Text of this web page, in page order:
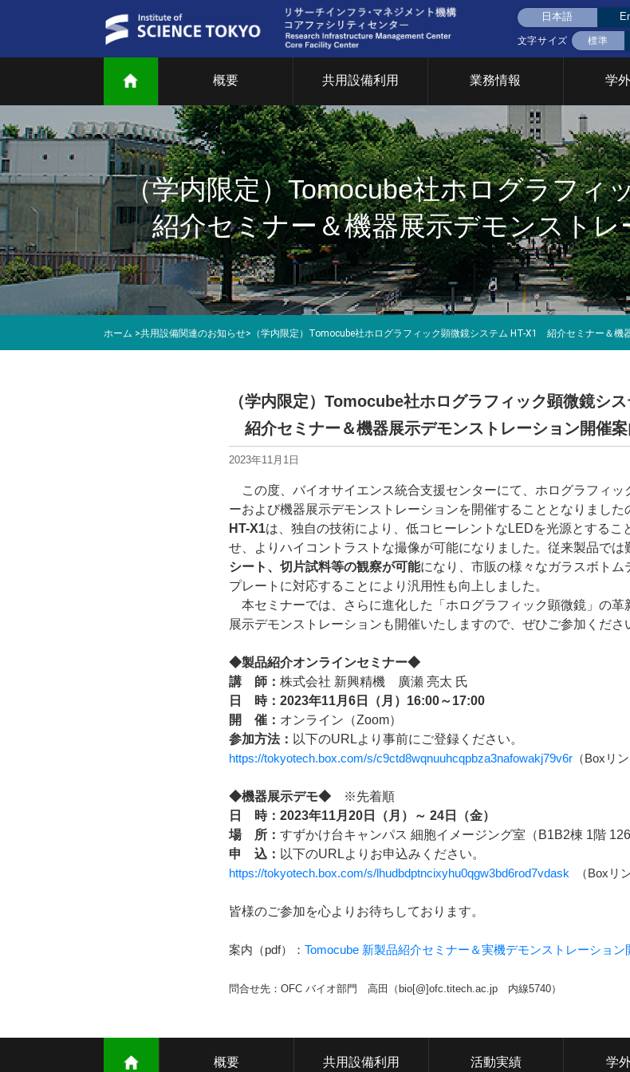
日本語
文字サイズ 標準
概要
ご挨拶 CFCについて
部門について
研究基盤戦略室 TCカレッジ事業推進室
教育支援部門 情報基盤支援部門
マイクロプロセス部門
ファシリティステーション
部門
TCカレッジ 統合設備共用システム
共用設備利用
共用設備について 共用設備検索
業務情報
液体窒素(大岡山)
液体窒素(すずかけ
台)
イベント
2026年 2025年 2024年 2023年
年次報告
2026年 2025年 2024年 2023年
学
ホーム >共用設備関連のお知らせ> （学内限定）Tomocube社ホログラフィック顕微鏡システム HT-X1 紹介セミナー＆機
（学内限定）Tomocube社ホログラフィ
紹介セミナー＆機器展示デモンストレ
（学内限定）Tomocube社ホログラフィック顕微鏡シ
紹介セミナー＆機器展示デモンストレーション開催案
2023年11月1日
この度、バイオサイエンス統合支援センターにて、ホログラフィッ
ーおよび機器展示デモンストレーションを開催することとなりました
HT-X1は、独自の技術により、低コヒーレントなLEDを光源とするこ
せ、よりハイコントラストな撮像が可能になりました。従来製品では
シート、切片試料等の観察が可能になり、市販の様々なガラスボト
プレートに対応することにより汎用性も向上しました。
本セミナーでは、さらに進化した「ホログラフィック顕微鏡」の革
展示デモンストレーションも開催いたしますので、ぜひご参加くださ
◆製品紹介オンラインセミナー◆
講 師： 株式会社 新興精機 廣瀬 亮太 氏
日 時：2023年11月6日（月）16:00～17:00
開 催： オンライン（Zoom）
参加方法： 以下のURLより事前にご登録ください。
https://tokyotech.box.com/s/c9ctd8wqnuuhcqpbza3nafowakj79v6r （Boxリ
◆機器展示デモ◆ ※先着順
日 時：2023年11月20日（月）～ 24日（金）
場 所： すずかけ台キャンパス 細胞イメージング室（B1B2棟 1階 126
申 込： 以下のURLよりお申込みください。
https://tokyotech.box.com/s/lhudbdptncixyhu0qgw3bd6rod7vdask （Boxリ
皆様のご参加を心よりお待ちしております。
案内（pdf）： Tomocube 新製品紹介セミナー＆実機デモンストレーション
問合せ先：OFC バイオ部門 高田（bio[@]ofc.titech.ac.jp 内線5740）
概要 共用設備利用 活動実績 学